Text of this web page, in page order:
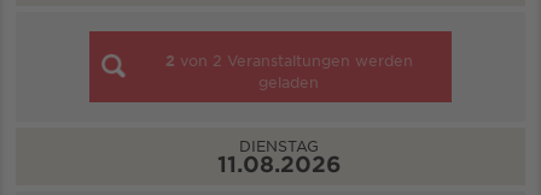
2 von 2 Veranstaltungen werden
geladen
DIENSTAG
11.08.2026